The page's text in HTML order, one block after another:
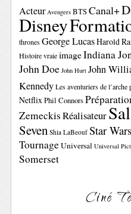
Acteur Avengers BTSCanal+
Disney
thrones George LucasHarold
Histoire vraie imageIndiana
John Doe John Hurt John
Kennedy Les aventuriers de l’arche
NetflixPhil Connors
ZemeckisRéalisateur
Seven Shia LaBeouf Star Wars
TournageUniversal Universal
Somerset
Ciné